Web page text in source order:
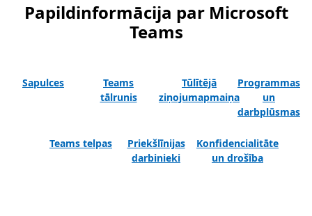
Papildinformācija par Microsoft
Teams
Sapulces
Teams
tālrunis
Tūlītējā
ziņojumapmaiņa
Programmas
un
darbplūsmas
Teams telpas
Priekšlīnijas
darbinieki
Konfidencialitāte
un drošība